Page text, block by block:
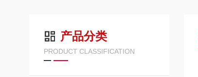
产品分类
PRODUCT CLASSIFICATION